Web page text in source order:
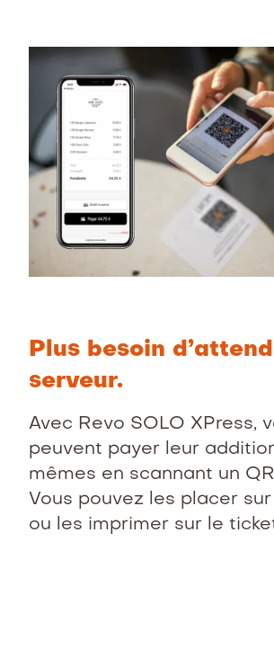
Plus besoin
serveur.
Avec Revo SOLO XPress,
peuvent payer leur
mêmes en scannant un
Vous pouvez les placer
ou les imprimer sur le